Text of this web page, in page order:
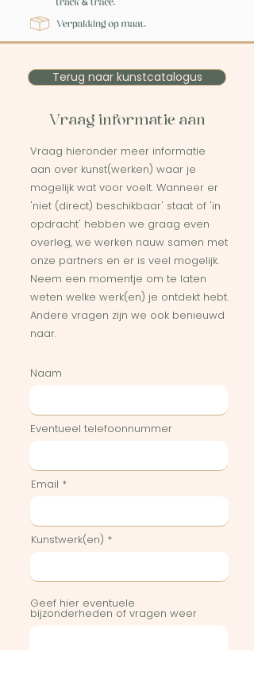
Terug naar kunstcatalogus
Vraag informatie aan
Vraag hieronder meer informatie
aan over kunst(werken) waar je
mogelijk wat voor voelt. Wanneer er
'niet (direct) beschikbaar' staat of 'in
opdracht' hebben we graag even
overleg, we werken nauw samen met
onze partners en er is veel mogelijk.
Neem een momentje om te laten
weten welke werk(en) je ontdekt hebt.
Andere vragen zijn we ook benieuwd
naar.
Naam
Eventueel telefoonnummer
Email
Kunstwerk(en)
Geef hier eventuele
bijzonderheden of vragen weer